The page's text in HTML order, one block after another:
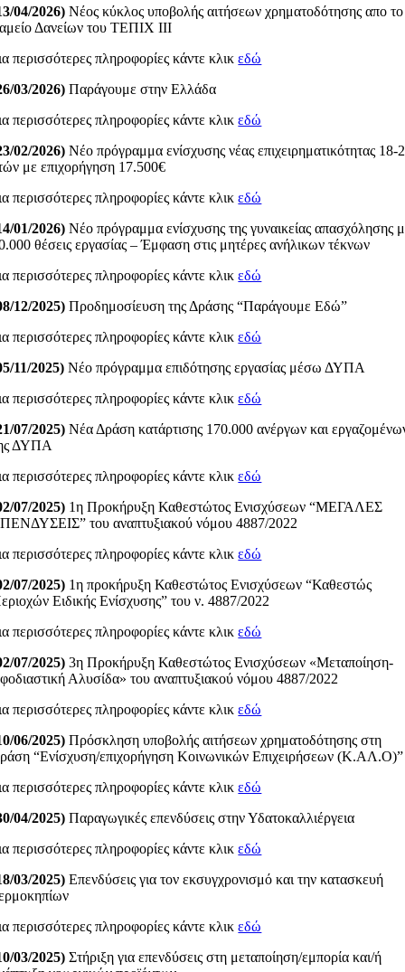
04/2026) Νέος κύκλος υποβολής αιτήσεων χρηματοδότησης απο το
Δανείων του ΤΕΠΙΧ ΙΙΙ
περισσότερες πληροφορίες κάντε κλικεδώ
03/2026)Παράγουμε στην Ελλάδα
περισσότερες πληροφορίες κάντε κλικεδώ
02/2026)Νέο πρόγραμμα ενίσχυσης νέας επιχειρηματικότητας 18-
με επιχορήγηση 17.500€
περισσότερες πληροφορίες κάντε κλικεδώ
01/2026) Νέο πρόγραμμα ενίσχυσης της γυναικείας απασχόλησης
θέσεις εργασίας – Έμφαση στις μητέρες ανήλικων τέκνων
περισσότερες πληροφορίες κάντε κλικεδώ
12/2025) Προδημοσίευση της Δράσης “Παράγουμε Εδώ”
περισσότερες πληροφορίες κάντε κλικεδώ
11/2025) Νέο πρόγραμμα επιδότησης εργασίας μέσω ΔΥΠΑ
περισσότερες πληροφορίες κάντε κλικεδώ
07/2025) Νέα Δράση κατάρτισης 170.000 ανέργων και
ΔΥΠΑ
περισσότερες πληροφορίες κάντε κλικεδώ
07/2025) 1η Προκήρυξη Καθεστώτος Ενισχύσεων “ΜΕΓΑΛΕΣ
του αναπτυξιακού νόμου 4887/2022
περισσότερες πληροφορίες κάντε κλικεδώ
07/2025) 1η προκήρυξη Καθεστώτος Ενισχύσεων “Καθεστώς
Ειδικής Ενίσχυσης” του ν. 4887/2022
περισσότερες πληροφορίες κάντε κλικεδώ
07/2025)3η Προκήρυξη Καθεστώτος Ενισχύσεων «Μεταποίηση-
Αλυσίδα» του αναπτυξιακού νόμου 4887/2022
περισσότερες πληροφορίες κάντε κλικεδώ
06/2025) Πρόσκληση υποβολής αιτήσεων χρηματοδότησης στη
“Ενίσχυση/επιχορήγηση Κοινωνικών Επιχειρήσεων (Κ.ΑΛ.Ο)”
περισσότερες πληροφορίες κάντε κλικεδώ
04/2025) Παραγωγικές επενδύσεις στην Υδατοκαλλιέργεια
περισσότερες πληροφορίες κάντε κλικεδώ
03/2025) Επενδύσεις για τον εκσυγχρονισμό και την κατασκευή
περισσότερες πληροφορίες κάντε κλικεδώ
03/2025) Στήριξη για επενδύσεις στη μεταποίηση/εμπορία και/ή